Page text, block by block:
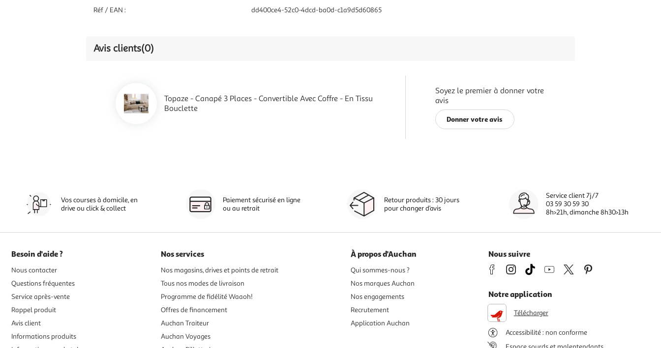
Réf / EAN : dd400ce4-52c0-4dcd-ba0d-c1a9d5d60865
Avis clients(0)
Topaze - Canapé 3 Places - Convertible Avec Coffre - En Tissu
Bouclette
Soyez le premier à donner votre
avis
Donner votre avis
Vos courses à domicile, en
drive ou click & collect
Paiement sécurisé en ligne
ou au retrait
Retour produits : 30 jours
pour changer d’avis
Service client 7j/7
03 59 30 59 30
8h>21h, dimanche 8h30>13h
Besoin d'aide ?
Nous contacter
Questions fréquentes
Service après-vente
Rappel produit
Avis client
Informations produits
Nos services
Nos magasins, drives et points de retrait
Tous nos modes de livraison
Programme de fidélité Waaoh!
Offres de financement
Auchan Traiteur
Auchan Voyages
À propos d'Auchan
Qui sommes-nous ?
Nos marques Auchan
Nos engagements
Recrutement
Application Auchan
Nous suivre
Notre application
Télécharger
Accessibilité : non conforme